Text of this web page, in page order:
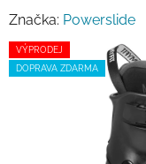
Značka: Powerslide
VÝPRODEJ
DOPRAVA ZDARMA